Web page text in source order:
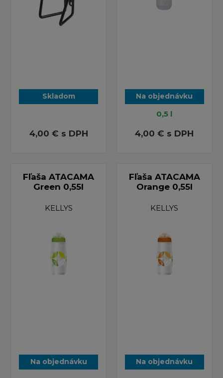
Skladom
4,00 € s DPH
Na objednávku
0,5 l
4,00 € s DPH
Fľaša ATACAMA
Green 0,55l
KELLYS
Na objednávku
Fľaša ATACAMA
Orange 0,55l
KELLYS
Na objednávku